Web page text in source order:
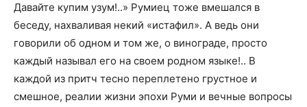
Давайте купим узум!..» Румиец тоже вмешался в
беседу, нахваливая некий «истафил». А ведь они
говорили об одном и том же, о винограде, просто
каждый называл его на своем родном языке!.. В
каждой из притч тесно переплетено грустное и
смешное, реалии жизни эпохи Руми и вечные вопросы